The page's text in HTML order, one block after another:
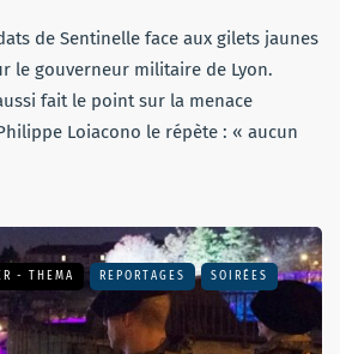
de Sentinelle face aux gilets jaunes
le gouverneur militaire de Lyon.
fait le point sur la menace
Loiacono le répète : « aucun
- THEMA REPORTAGES SOIRÉES